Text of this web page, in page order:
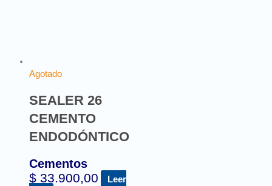
Agotado
SEALER 26
CEMENTO
ENDODÓNTICO
Cementos
$ 33.900,00
Leer